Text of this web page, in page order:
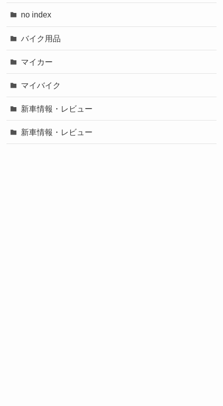
no index
バイク用品
マイカー
マイバイク
新車情報・レビュー
新車情報・レビュー